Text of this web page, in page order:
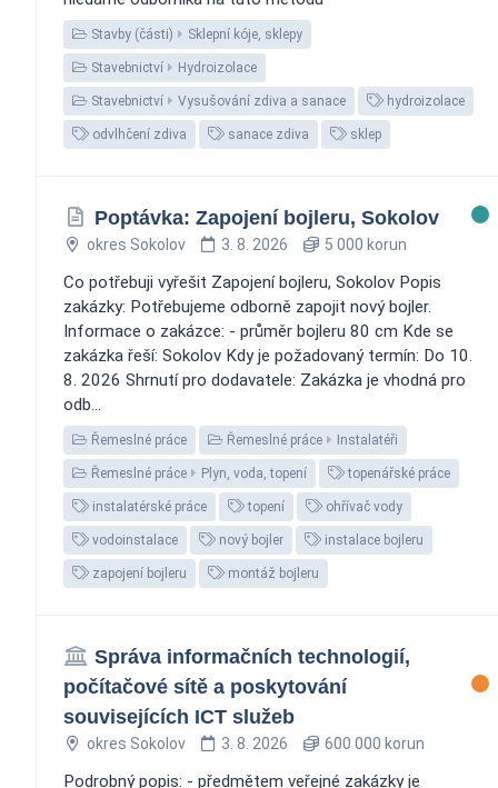
Stavby (části) Sklepní kóje, sklepy
Stavebnictví Hydroizolace
Stavebnictví Vysušování zdiva a sanace hydroizolace
odvlhčení zdiva sanace zdiva sklep
Poptávka: Zapojení bojleru, Sokolov
okres Sokolov 3. 8. 2026 5 000 korun
Co potřebuji vyřešit Zapojení bojleru, Sokolov Popis
zakázky: Potřebujeme odborně zapojit nový bojler.
Informace o zakázce: - průměr bojleru 80 cm Kde se
zakázka řeší: Sokolov Kdy je požadovaný termín: Do 10.
8. 2026 Shrnutí pro dodavatele: Zakázka je vhodná pro
odb...
Řemeslné práce Řemeslné práce Instalatéři
Řemeslné práce Plyn, voda, topení topenářské práce
instalatérské práce topení ohřívač vody
vodoinstalace nový bojler instalace bojleru
zapojení bojleru montáž bojleru
Správa informačních technologií,
počítačové sítě a poskytování
souvisejících ICT služeb
okres Sokolov 3. 8. 2026 600 000 korun
Podrobný popis: - předmětem veřejné zakázky je